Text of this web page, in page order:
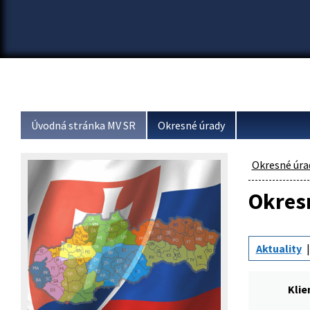
Úvodná stránka MV SR Okresné úrady
Okresné
Aktuality